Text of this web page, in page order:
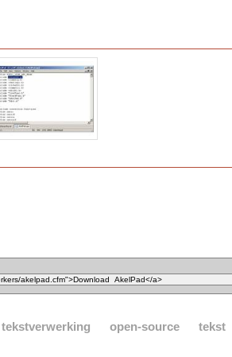
tekstverwerking open-source
tekst